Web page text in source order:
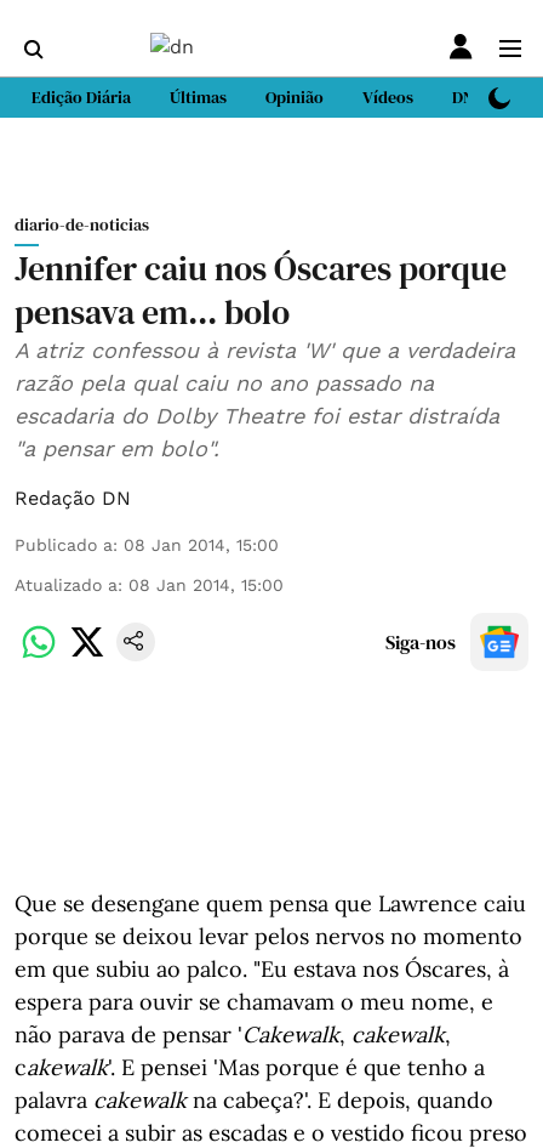
Edição Diária Últimas Opinião Vídeos DN Sport
diario-de-noticias
Jennifer caiu nos Óscares porque
pensava em... bolo
A atriz confessou à revista 'W' que a verdadeira
razão pela qual caiu no ano passado na
escadaria do Dolby Theatre foi estar distraída
"a pensar em bolo".
Redação DN
Publicado a: 08 Jan 2014, 15:00
Atualizado a: 08 Jan 2014, 15:00
Siga-nos
Que se desengane quem pensa que Lawrence caiu
porque se deixou levar pelos nervos no momento
em que subiu ao palco. "Eu estava nos Óscares, à
espera para ouvir se chamavam o meu nome, e
não parava de pensar 'Cakewalk, cakewalk,
cakewalk'. E pensei 'Mas porque é que tenho a
palavra cakewalkna cabeça?'. E depois, quando
comecei a subir as escadas e o vestido ficou preso